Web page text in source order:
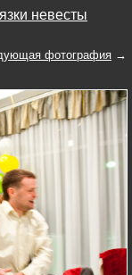
невесты
фотография →